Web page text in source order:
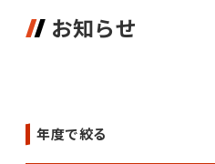
お知らせ
年度で絞る